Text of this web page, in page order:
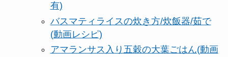
有)
バスマティライスの炊き方/炊飯器/茹で
(動画レシピ)
アマランサス入り五穀の大葉ごはん(動画